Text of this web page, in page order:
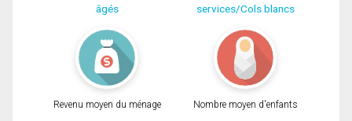
âgés
services/Cols blancs
Revenu moyen du ménage Nombre moyen d'enfants